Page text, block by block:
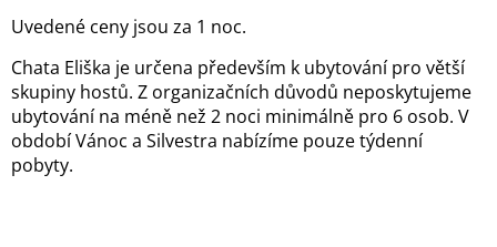
Uvedené ceny jsou za 1 noc.
Chata Eliška je určena především k ubytování pro větší
skupiny hostů. Z organizačních důvodů neposkytujeme
ubytování na méně než 2 noci minimálně pro 6 osob. V
období Vánoc a Silvestra nabízíme pouze týdenní
pobyty.